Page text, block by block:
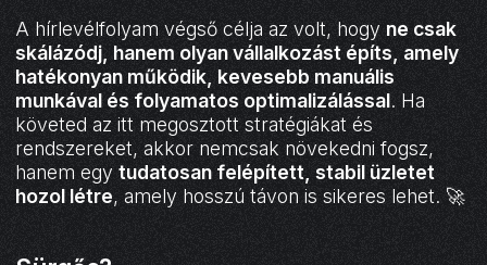
A hírlevélfolyam végső célja az volt, hogy ne csak
skálázódj, hanem olyan vállalkozást építs, amely
hatékonyan működik, kevesebb manuális
munkával és folyamatos optimalizálással. Ha
követed az itt megosztott stratégiákat és
rendszereket, akkor nemcsak növekedni fogsz,
hanem egytudatosan felépített, stabil üzletet
hozol létre, amely hosszú távon is sikeres lehet. 🚀